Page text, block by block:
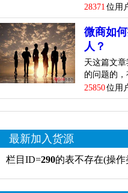
28371 位用
微商如
人？
天这篇文
的问题的
25850位用
最新加入货源
栏目ID=290的表不存在(操作